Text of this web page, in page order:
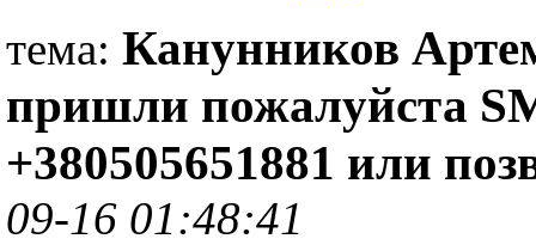
тема: Канунников
пришли пожалуйста
+380505651881 или
09-16 01:48:41